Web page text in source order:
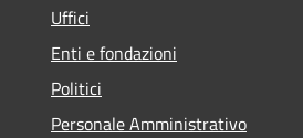
Uffici
Enti e fondazioni
Politici
Personale Amministrativo